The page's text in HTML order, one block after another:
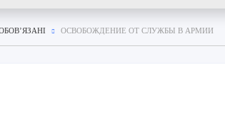
ОСВОБОЖДЕНИЕ ОТ СЛУЖБЫ В АРМИИ